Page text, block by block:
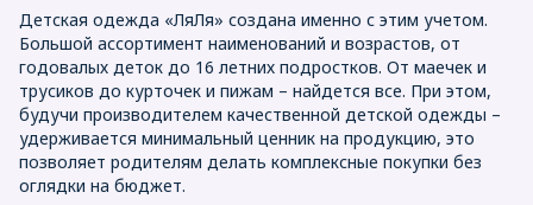
Детская одежда «ЛяЛя» создана именно с этим учетом.
Большой ассортимент наименований и возрастов, от
годовалых деток до 16 летних подростков. От маечек и
трусиков до курточек и пижам – найдется все. При этом,
будучи производителем качественной детской одежды –
удерживается минимальный ценник на продукцию, это
позволяет родителям делать комплексные покупки без
оглядки на бюджет.